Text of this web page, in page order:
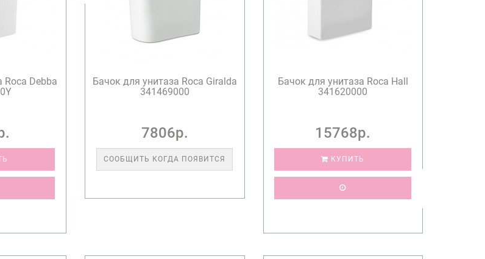
Roca Debba
Бачок для унитаза Roca Giralda
341469000
7806р.
СООБЩИТЬ КОГДА ПОЯВИТСЯ
Бачок для унитаза Roca Hall
341620000
15768р.
КУПИТЬ